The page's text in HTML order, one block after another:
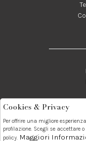
Telefono:
089237858
Cookies & Privacy
Per offrire una migliore
profilazione. Scegli se accettare
policy. Maggiori